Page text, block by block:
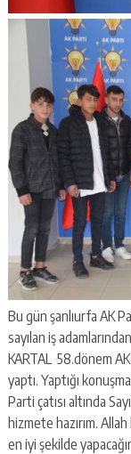
Bu gün şanlıurfa AK
sayılan iş
KARTAL 58.dönem
yaptı. Yaptığı
Parti çatısı altında
hizmete hazırım.
en iyi şekilde